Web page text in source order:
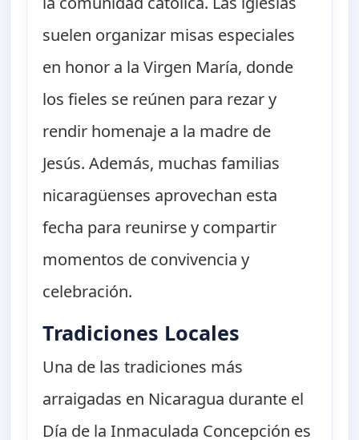
suelen organizar misas especiales
en honor a la Virgen María, donde
los fieles se reúnen para rezar y
rendir homenaje a la madre de
Jesús. Además, muchas familias
nicaragüenses aprovechan esta
fecha para reunirse y compartir
momentos de convivencia y
celebración.
Tradiciones Locales
Una de las tradiciones más
arraigadas en Nicaragua durante el
Día de la Inmaculada Concepción es